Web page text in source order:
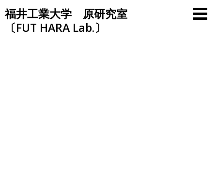
Skip
to
content
福井工業大学 原研究室
〔FUT HARA Lab.〕